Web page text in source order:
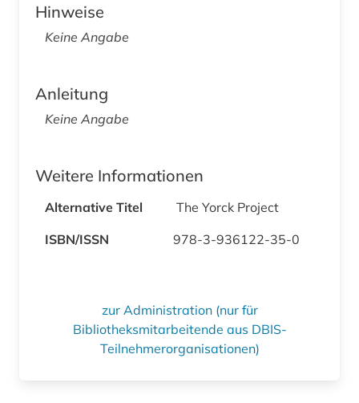
Hinweise
Keine Angabe
Anleitung
Keine Angabe
Weitere Informationen
Alternative Titel
The Yorck Project
ISBN/ISSN
978-3-936122-35-0
zur Administration (nur für
Bibliotheksmitarbeitende aus DBIS-
Teilnehmerorganisationen)